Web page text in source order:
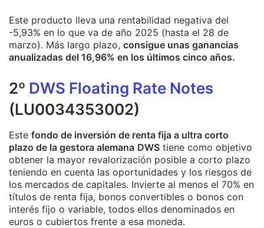
Este producto lleva una rentabilidad negativa del
-5,93% en lo que va de año 2025 (hasta el 28 de
marzo). Más largo plazo, consigue unas ganancias
anualizadas del 16,96% en los últimos cinco años.
2º DWS Floating Rate Notes
(LU0034353002)
Este fondo de inversión de renta fija a ultra corto
plazo de la gestora alemana DWS tiene como objetivo
obtener la mayor revalorización posible a corto plazo
teniendo en cuenta las oportunidades y los riesgos de
los mercados de capitales. Invierte al menos el 70% en
títulos de renta fija, bonos convertibles o bonos con
interés fijo o variable, todos ellos denominados en
euros o cubiertos frente a esa moneda.